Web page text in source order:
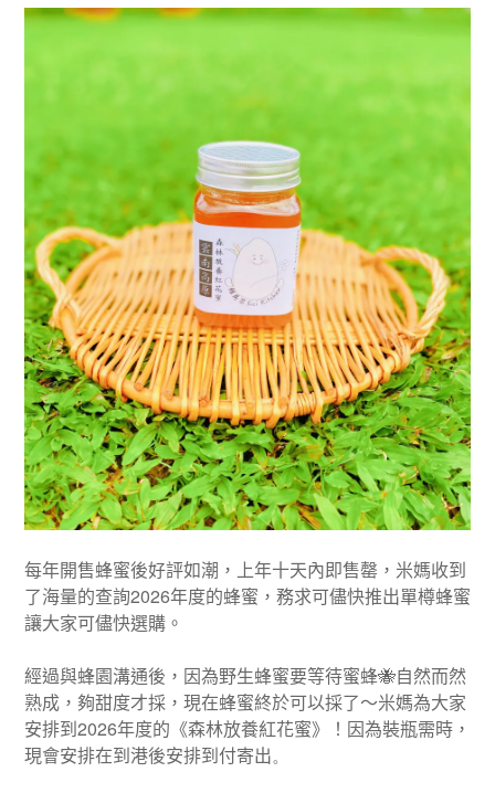
每年開售蜂蜜後好評如潮，上年十天內即售罄，米媽收到
了海量的查詢2026年度的蜂蜜，務求可儘快推出單樽蜂蜜
讓大家可儘快選購。
經過與蜂園溝通後，因為野生蜂蜜要等待蜜蜂🐝自然而然
熟成，夠甜度才採，現在蜂蜜終於可以採了～米媽為大家
安排到2026年度的《森林放養紅花蜜》！因為裝瓶需時，
現會安排在到港後安排到付寄出。